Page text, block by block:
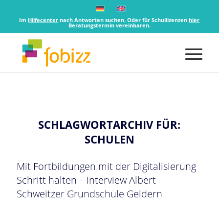
Im Hilfecenter nach Antworten suchen. Oder für Schullizenzenhier
Beratungstermin vereinbaren.
SCHLAGWORTARCHIV FÜR:
SCHULEN
Mit Fortbildungen mit der Digitalisierung
Schritt halten – Interview Albert
Schweitzer Grundschule Geldern